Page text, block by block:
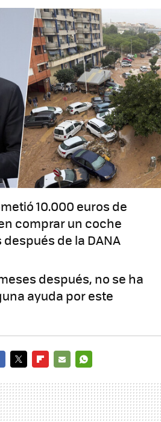
10.000 euros de
comprar un coche
de la DANA
después, no se ha
ayuda por este
MAIL